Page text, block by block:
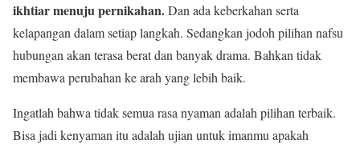
ikhtiar menuju pernikahan.Dan ada keberkahan serta
kelapangan dalam setiap langkah. Sedangkan jodoh pilihan nafsu
hubungan akan terasa berat dan banyak drama. Bahkan tidak
membawa perubahan ke arah yang lebih baik.
Ingatlah bahwa tidak semua rasa nyaman adalah pilihan terbaik.
Bisa jadi kenyaman itu adalah ujian untuk imanmu apakah